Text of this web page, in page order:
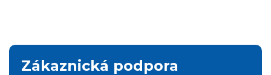
Zákaznická podpora